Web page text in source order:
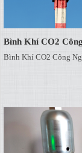
Bình Khí CO2
Bình Khí CO2 Công